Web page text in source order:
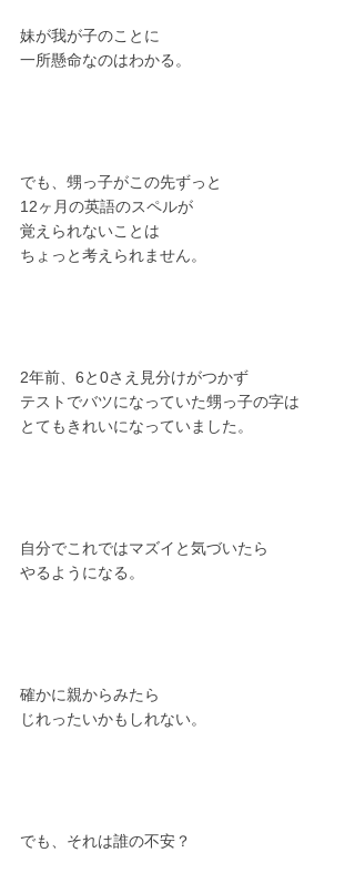
妹が我が子のことに
一所懸命なのはわかる。
でも、甥っ子がこの先ずっと
12ヶ月の英語のスペルが
覚えられないことは
ちょっと考えられません。
2年前、6と0さえ見分けがつかず
テストでバツになっていた甥っ子の字は
とてもきれいになっていました。
自分でこれではマズイと気づいたら
やるようになる。
確かに親からみたら
じれったいかもしれない。
でも、それは誰の不安？